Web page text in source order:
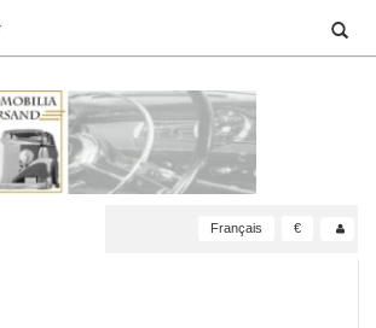
Français €